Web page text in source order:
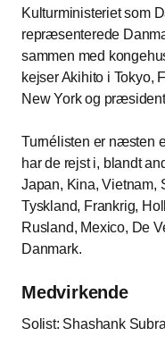
Kulturministeriet som
repræsenterede
sammen med
kejser Akihito i Tokyo,
New York og
Turnélisten er næsten
har de rejst i, blandt
Japan, Kina, Vietnam,
Tyskland, Frankrig,
Rusland, Mexico, De
Danmark.
Medvirkende
Solist: Shashank